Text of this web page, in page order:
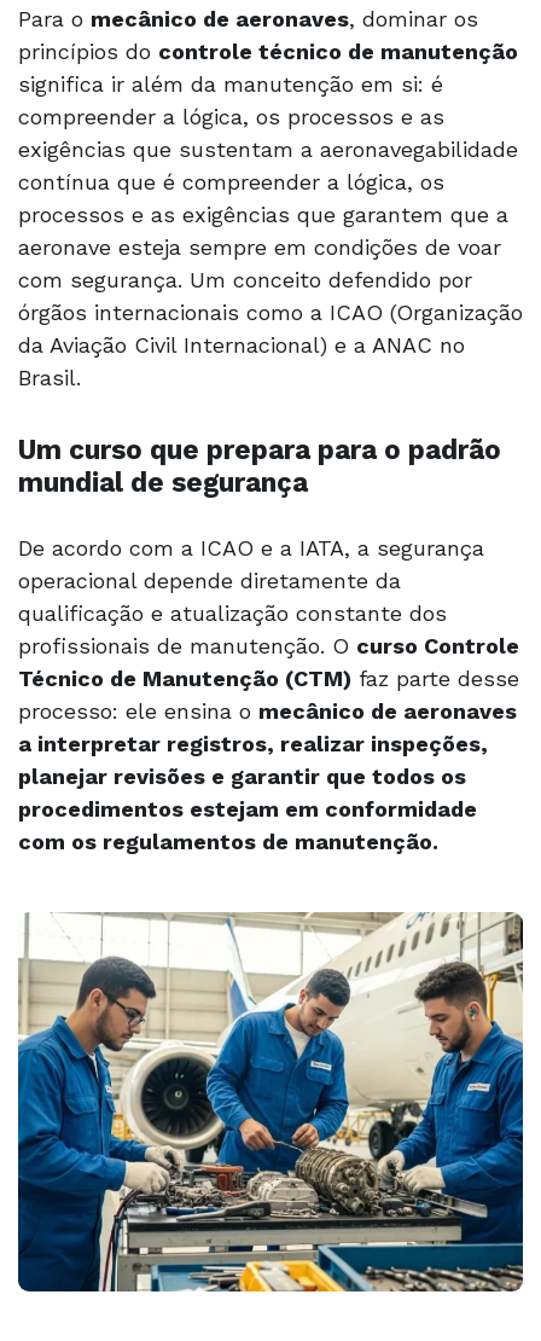
Para o mecânico de aeronaves, dominar os
princípios do controle técnico de manutenção
significa ir além da manutenção em si: é
compreender a lógica, os processos e as
exigências que sustentam a aeronavegabilidade
contínua que é compreender a lógica, os
processos e as exigências que garantem que a
aeronave esteja sempre em condições de voar
com segurança. Um conceito defendido por
órgãos internacionais como a ICAO (Organização
da Aviação Civil Internacional) e a ANAC no
Brasil.
Um curso que prepara para o padrão
mundial de segurança
De acordo com a ICAO e a IATA, a segurança
operacional depende diretamente da
qualificação e atualização constante dos
profissionais de manutenção. O curso Controle
Técnico de Manutenção (CTM) faz parte desse
processo: ele ensina o mecânico de aeronaves
a interpretar registros, realizar inspeções,
planejar revisões e garantir que todos os
procedimentos estejam em conformidade
com os regulamentos de manutenção.